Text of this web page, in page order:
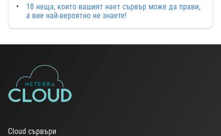
18 неща, които вашият нает сървър може да прави,
а вие най-вероятно не знаете!
Cloud сървъри